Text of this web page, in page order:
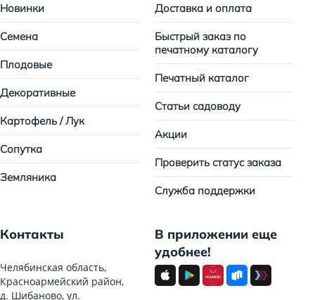
Новинки
Семена
Плодовые
Декоративные
Картофель / Лук
Сопутка
Земляника
Доставка и оплата
Быстрый заказ по
печатному каталогу
Печатный каталог
Статьи садоводу
Акции
Проверить статус заказа
Служба поддержки
Контакты
Челябинская область,
Красноармейский район,
д. Шибаново, ул.
В приложении еще
удобнее!